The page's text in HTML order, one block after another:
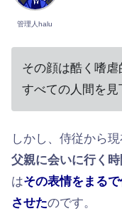
管理人halu
その顔は酷く嗜
すべての人間を見
しかし、侍従から
父親に会いに行く
はその表情をまる
させたのです。